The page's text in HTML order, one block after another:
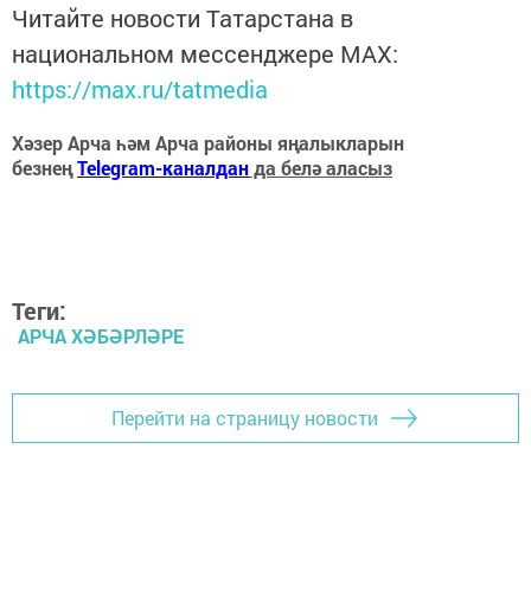
Читайте новости Татарстана в
национальном мессенджере MАХ:
https://max.ru/tatmedia
Хәзер Арча һәм Арча районы яңалыкларын
безнеңTelegram-каналданда белә аласыз
Теги:
АРЧА ХӘБӘРЛӘРЕ
Перейти на страницу новости